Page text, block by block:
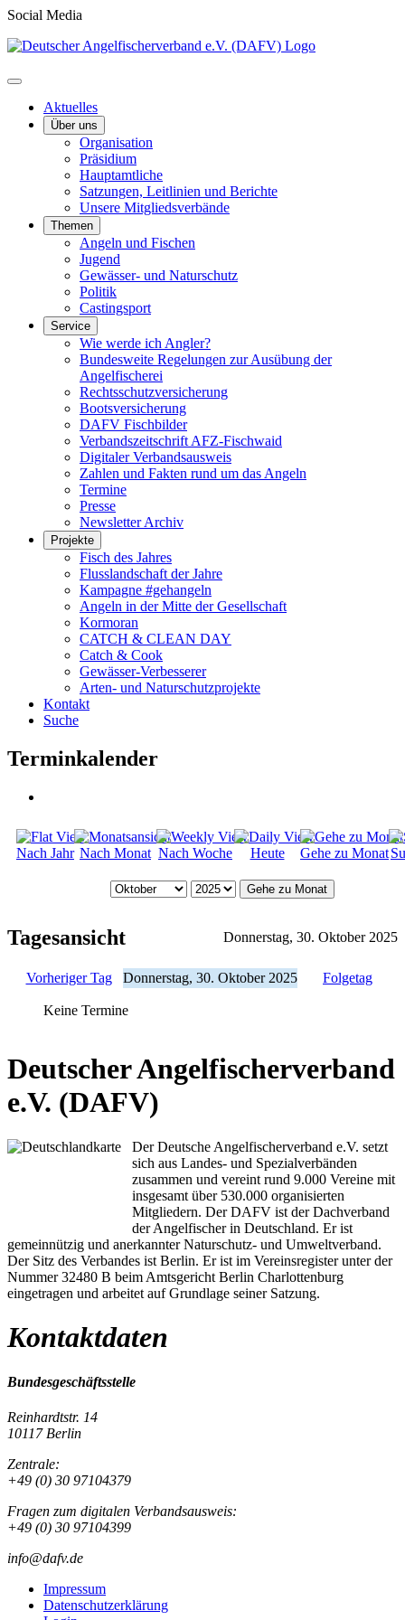
Social Media
Aktuelles
Über uns
Organisation
Präsidium
Hauptamtliche
Satzungen, Leitlinien und Berichte
Unsere Mitgliedsverbände
Themen
Angeln und Fischen
Jugend
Gewässer- und Naturschutz
Politik
Castingsport
Service
Wie werde ich Angler?
Bundesweite Regelungen zur Ausübung der
Angelfischerei
Rechtsschutzversicherung
Bootsversicherung
DAFV Fischbilder
Verbandszeitschrift AFZ-Fischwaid
Digitaler Verbandsausweis
Zahlen und Fakten rund um das Angeln
Termine
Presse
Newsletter Archiv
Projekte
Fisch des Jahres
Flusslandschaft der Jahre
Kampagne #gehangeln
Angeln in der Mitte der Gesellschaft
Kormoran
CATCH & CLEAN DAY
Catch & Cook
Gewässer-Verbesserer
Arten- und Naturschutzprojekte
Kontakt
Suche
Terminkalender
Nach Jahr Nach Monat Nach Woche Heute Gehe zu Monat
Gehe zu Monat
Tagesansicht Donnerstag, 30. Oktober 2025
Vorheriger Tag Donnerstag, 30. Oktober 2025 Folgetag
Keine Termine
Deutscher Angelfischerverband
e.V. (DAFV)
Der Deutsche Angelfischerverband e.V. setzt
sich aus Landes- und Spezialverbänden
zusammen und vereint rund 9.000 Vereine mit
insgesamt über 530.000 organisierten
Mitgliedern. Der DAFV ist der Dachverband
der Angelfischer in Deutschland. Er ist
gemeinnützig und anerkannter Naturschutz- und Umweltverband.
Der Sitz des Verbandes ist Berlin. Er ist im Vereinsregister unter der
Nummer 32480 B beim Amtsgericht Berlin Charlottenburg
eingetragen und arbeitet auf Grundlage seiner Satzung.
Kontaktdaten
Bundesgeschäftsstelle
Reinhardtstr. 14
10117 Berlin
Zentrale:
+49 (0) 30 97104379
Fragen zum digitalen Verbandsausweis:
+49 (0) 30 97104399
info@dafv.de
Impressum
Datenschutzerklärung